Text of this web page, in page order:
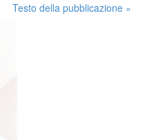
Testo della pubblicazione »